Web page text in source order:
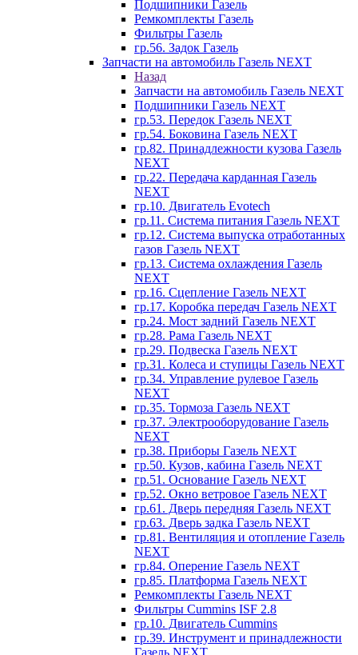
Подшипники Газель
Ремкомплекты Газель
Фильтры Газель
гр.56. Задок Газель
Запчасти на автомобиль Газель NEXT
Назад
Запчасти на автомобиль Газель NEXT
Подшипники Газель NEXT
гр.53. Передок Газель NEXT
гр.54. Боковина Газель NEXT
гр.82. Принадлежности кузова Газель
NEXT
гр.22. Передача карданная Газель
NEXT
гр.10. Двигатель Evotech
гр.11. Система питания Газель NEXT
гр.12. Система выпуска отработанных
газов Газель NEXT
гр.13. Система охлаждения Газель
NEXT
гр.16. Сцепление Газель NEXT
гр.17. Коробка передач Газель NEXT
гр.24. Мост задний Газель NEXT
гр.28. Рама Газель NEXT
гр.29. Подвеска Газель NEXT
гр.31. Колеса и ступицы Газель NEXT
гр.34. Управление рулевое Газель
NEXT
гр.35. Тормоза Газель NEXT
гр.37. Электрооборудование Газель
NEXT
гр.38. Приборы Газель NEXT
гр.50. Кузов, кабина Газель NEXT
гр.51. Основание Газель NEXT
гр.52. Окно ветровое Газель NEXT
гр.61. Дверь передняя Газель NEXT
гр.63. Дверь задка Газель NEXT
гр.81. Вентиляция и отопление Газель
NEXT
гр.84. Оперение Газель NEXT
гр.85. Платформа Газель NEXT
Ремкомплекты Газель NEXT
Фильтры Cummins ISF 2.8
гр.10. Двигатель Cummins
гр.39. Инструмент и принадлежности
Газель NEXT